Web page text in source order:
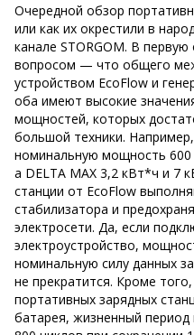
Очередной обзор
или как их окрестили в
канале STORGOM. В
вопросом — что общего
устройством EcoFlow и
оба имеют высокие
мощностей, которых
большой техники.
номинальную мощность
а DELTA MAX 3,2 кВт*ч и 7
станции от EcoFlow
стабилизатора и
электросети. Да, если
электроустройство,
номинальную силу данных
не прекратится. Кроме
портативных зарядных
батарея, жизненный